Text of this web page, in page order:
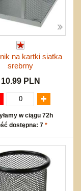
na kartki siatka
srebrny
10.99 PLN
w ciągu 72h
dostępna: 7 *